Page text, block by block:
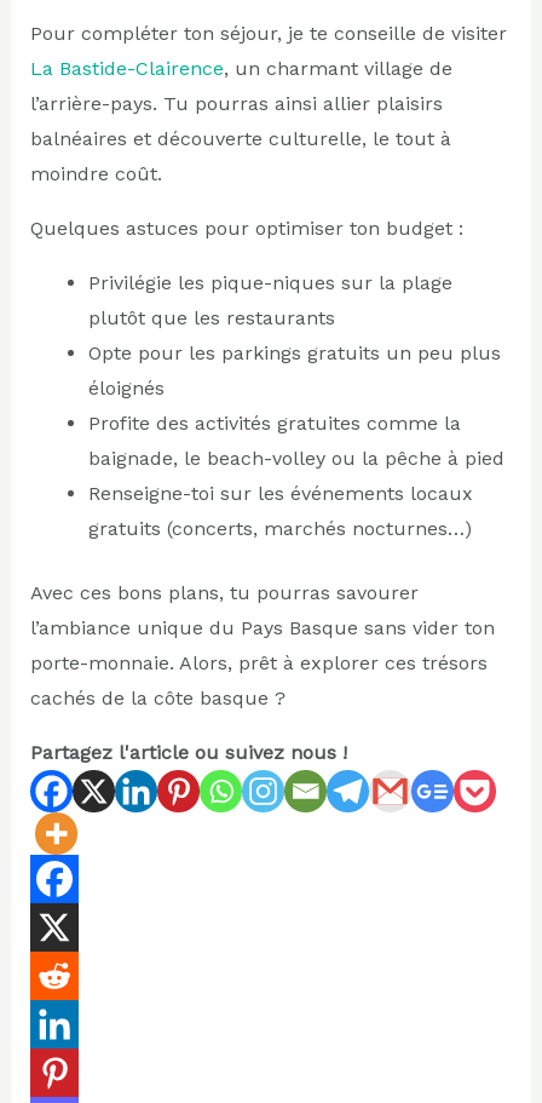
Pour compléter ton séjour, je te conseille de visiter
La Bastide-Clairence, un charmant village de
l’arrière-pays. Tu pourras ainsi allier plaisirs
balnéaires et découverte culturelle, le tout à
moindre coût.
Quelques astuces pour optimiser ton budget :
Privilégie les pique-niques sur la plage
plutôt que les restaurants
Opte pour les parkings gratuits un peu plus
éloignés
Profite des activités gratuites comme la
baignade, le beach-volley ou la pêche à pied
Renseigne-toi sur les événements locaux
gratuits (concerts, marchés nocturnes…)
Avec ces bons plans, tu pourras savourer
l’ambiance unique du Pays Basque sans vider ton
porte-monnaie. Alors, prêt à explorer ces trésors
cachés de la côte basque ?
Partagez l'article ou suivez nous !